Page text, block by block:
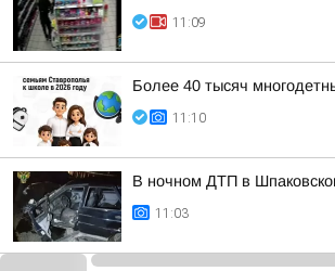
11:09
Более 40 тысяч
11:10
В ночном ДТП в
11:03